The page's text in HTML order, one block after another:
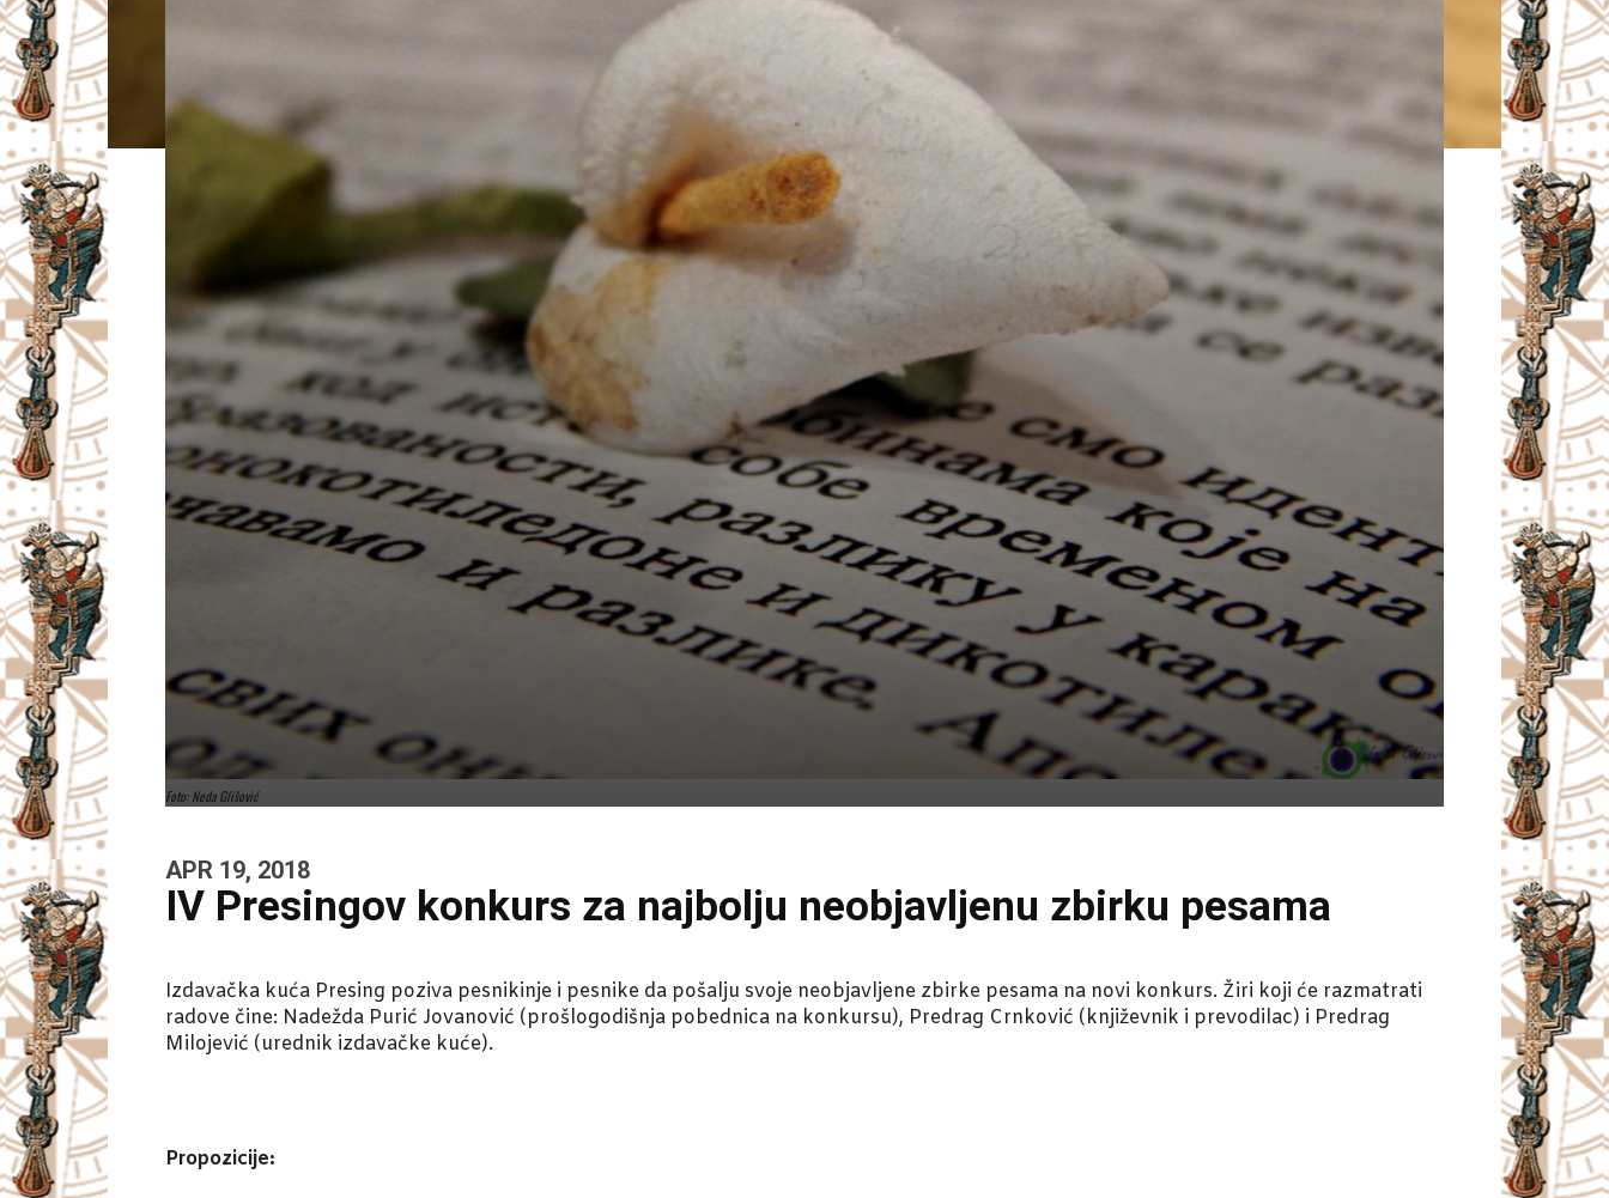
A
Foto: Neda Glišović
APR 19, 2018
IV Presingov konkurs za najbolju neobjavljenu zbirku pesama
Izdavačka kuća Presing poziva pesnikinje i pesnike da pošalju svoje neobjavljene zbirke pesama na novi konkurs. Žiri koji će razmatrati
radove čine: Nadežda Purić Jovanović (prošlogodišnja pobednica na konkursu), Predrag Crnković (književnik i prevodilac) i Predrag
Milojević (urednik izdavačke kuće).
Propozicije: